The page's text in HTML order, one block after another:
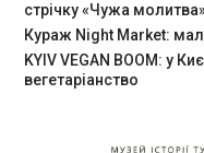
стрічку «Чужа
Кураж Night Market:
KYIV VEGAN BOOM: у
вегетаріанство